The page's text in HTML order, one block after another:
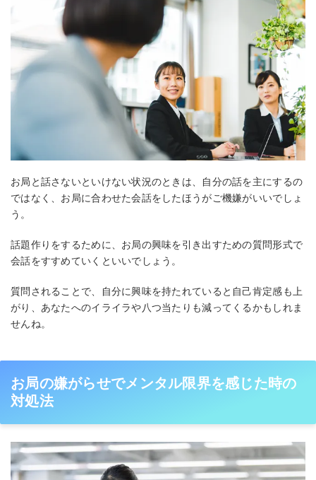
お局と話さないといけない状況のときは、自分の話を主にするの
ではなく、お局に合わせた会話をしたほうがご機嫌がいいでしょ
う。
話題作りをするために、お局の興味を引き出すための質問形式で
会話をすすめていくといいでしょう。
質問されることで、自分に興味を持たれていると自己肯定感も上
がり、あなたへのイライラや八つ当たりも減ってくるかもしれま
せんね。
お局の嫌がらせでメンタル限界を感じた時の
対処法